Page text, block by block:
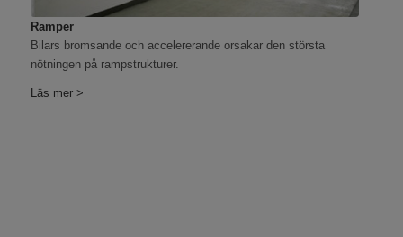
Ramper
Bilars bromsande och accelererande orsakar den största
nötningen på rampstrukturer.
Läs mer >